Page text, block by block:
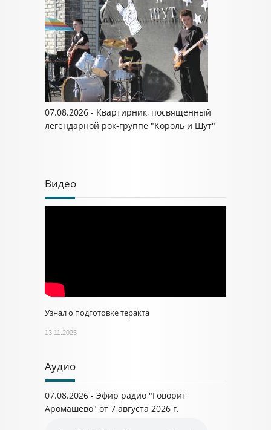
07.08.2026 - Квартирник, посвященный
легендарной рок-группе "Король и Шут"
Видео
Узнал о подготовке теракта
13.11.2025
Аудио
07.08.2026 - Эфир радио "Говорит
Аромашево" от 7 августа 2026 г.